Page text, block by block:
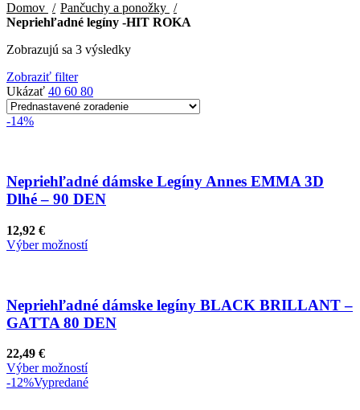
Domov
Pančuchy a ponožky
Nepriehľadné legíny -HIT ROKA
Zobrazujú sa 3 výsledky
Zobraziť filter
Ukázať 40 60 80
-14%
Nepriehľadné dámske Legíny Annes EMMA 3D
Dlhé – 90 DEN
12,92 €
Výber možností
Nepriehľadné dámske legíny BLACK BRILLANT –
GATTA 80 DEN
22,49 €
Výber možností
-12%Vypredané